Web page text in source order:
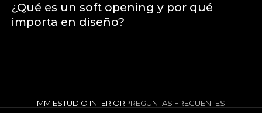
¿Qué es un soft opening y por qué
importa en diseño?
MM ESTUDIO INTERIORPREGUNTAS FRECUENTES